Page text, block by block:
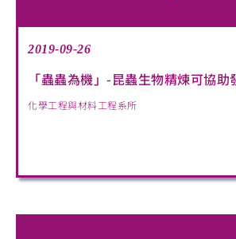
2019-09-26
「蟲蟲為機」-昆蟲生物精煉可協
化學工程與材料工程系所